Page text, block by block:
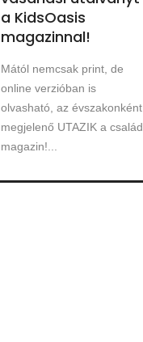
a KidsOasis
magazinnal!
Mától nemcsak print, de
online verzióban is
olvasható, az évszakonként
megjelenő UTAZIK a család
magazin!...